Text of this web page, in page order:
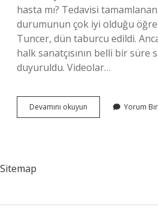
hasta mı? Tedavisi
durumunun çok iyi olduğu
Tuncer, dün taburcu edildi.
halk sanatçısının belli bir süre
duyuruldu. Videolar…
Devamını okuyun Mahmut
Tuncer
Yorum
Sitemap